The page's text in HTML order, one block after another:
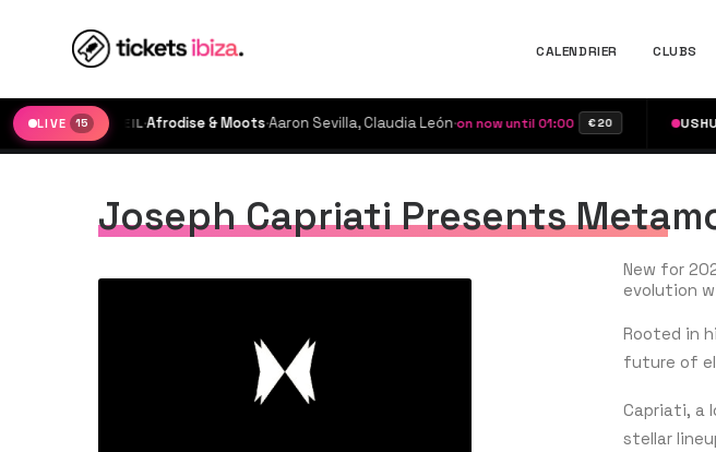
CALENDRIER CLUBS
LIVE 15
PLAYA SOLEIL Afrodise & Moots·Aaron Sevilla, Claudia León·on now until 01:00 €20 USHUAÏA·
Joseph Capriati Presents
New for
evolution
Rooted in
future of
Capriati, a
stellar